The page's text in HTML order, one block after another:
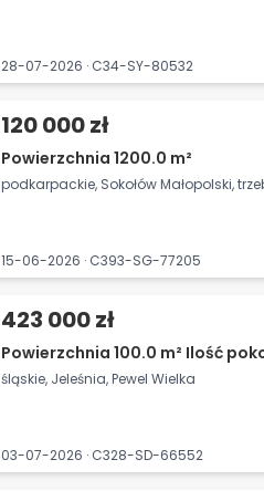
28-07-2026 · C34-SY-80532
120 000 zł
Powierzchnia 1200.0 m²
podkarpackie, Sokołów Małopolski,
15-06-2026 · C393-SG-77205
423 000 zł
Powierzchnia 100.0 m² Ilość
śląskie, Jeleśnia, Pewel Wielka
03-07-2026 · C328-SD-66552